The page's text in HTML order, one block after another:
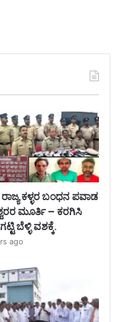
ಕಳ್ಳರ ಬಂಧನ ಪವಾಡ
ಮೂರ್ತಿ – ಕರಗಿಸಿ
ಬೆಳ್ಳಿ ವಶಕ್ಕೆ.
ago